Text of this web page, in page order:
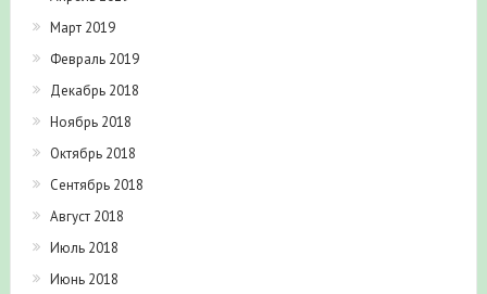
Март 2019
Февраль 2019
Декабрь 2018
Ноябрь 2018
Октябрь 2018
Сентябрь 2018
Август 2018
Июль 2018
Июнь 2018